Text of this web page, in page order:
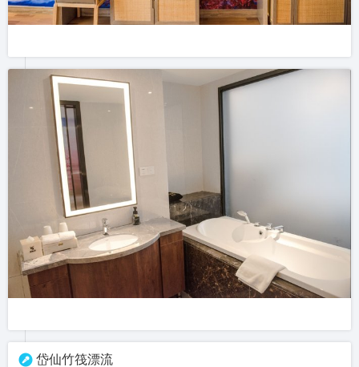
岱仙竹筏漂流